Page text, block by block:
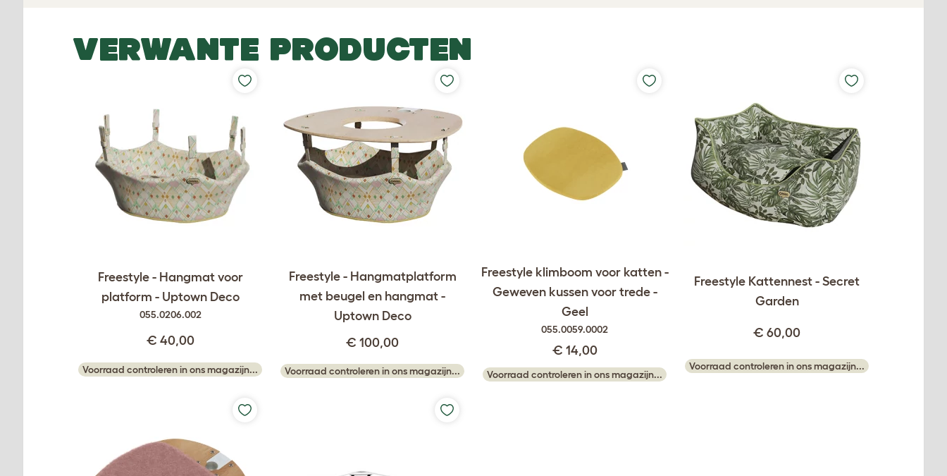
VERWANTE PRODUCTEN
Freestyle - Hangmat voor
platform - Uptown Deco
055.0206.002
€ 40,00
Voorraad controleren in ons magazijn...
Freestyle - Hangmatplatform
met beugel en hangmat -
Uptown Deco
€ 100,00
Voorraad controleren in ons magazijn...
Freestyle klimboom voor katten -
Geweven kussen voor trede -
Geel
055.0059.0002
€ 14,00
Voorraad controleren in ons magazijn...
Freestyle Kattennest - Secret
Garden
€ 60,00
Voorraad controleren in ons magazijn...